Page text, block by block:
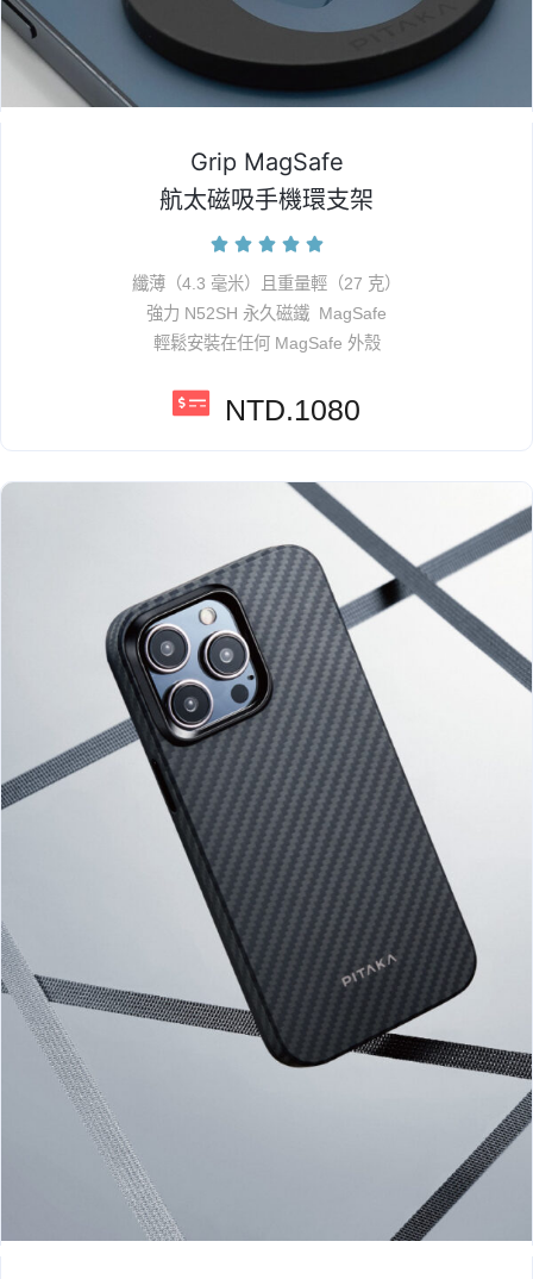
Grip MagSafe
航太磁吸手機環支架
    
纖薄（4.3 毫米）且重量輕（27 克）
強力 N52SH 永久磁鐵 MagSafe
輕鬆安裝在任何 MagSafe 外殼
NTD.1080